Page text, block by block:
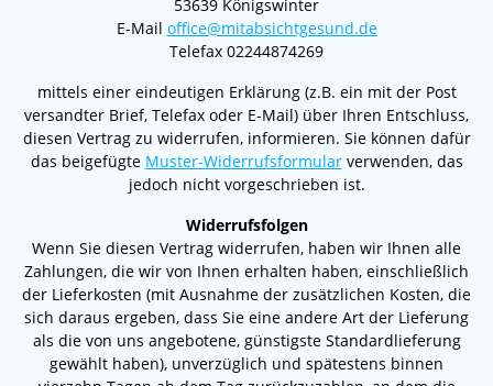
53639 Königswinter
E-Mail office@mitabsichtgesund.de
Telefax 02244874269
mittels einer eindeutigen Erklärung (z.B. ein mit der Post
versandter Brief, Telefax oder E-Mail) über Ihren Entschluss,
diesen Vertrag zu widerrufen, informieren. Sie können dafür
das beigefügte Muster-Widerrufsformularverwenden, das
jedoch nicht vorgeschrieben ist.
Widerrufsfolgen
Wenn Sie diesen Vertrag widerrufen, haben wir Ihnen alle
Zahlungen, die wir von Ihnen erhalten haben, einschließlich
der Lieferkosten (mit Ausnahme der zusätzlichen Kosten, die
sich daraus ergeben, dass Sie eine andere Art der Lieferung
als die von uns angebotene, günstigste Standardlieferung
gewählt haben), unverzüglich und spätestens binnen